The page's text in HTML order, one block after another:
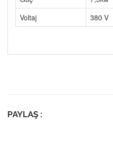
Voltaj
380 V
PAYLAŞ :